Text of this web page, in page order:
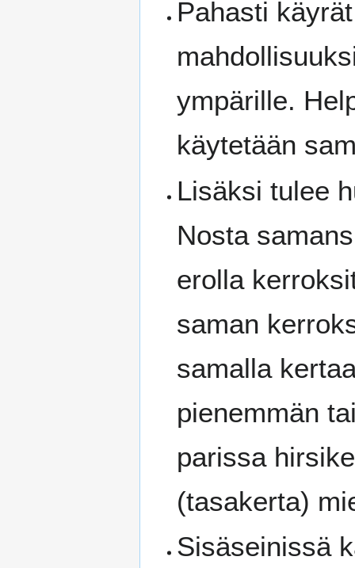
Pahasti
ympärille.
käytetään
Lisäksi tulee
Nosta
erolla
saman
samalla
pienemmän
parissa
(tasakerta)
Sisäseinissä